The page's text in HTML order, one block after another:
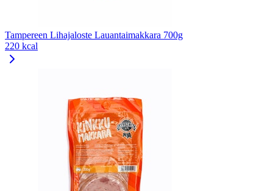
Tampereen Lihajaloste Lauantaimakkara 700g
220 kcal